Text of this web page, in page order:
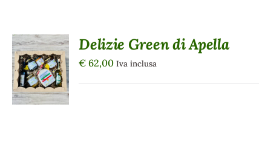
AGGIUNGI
AL
CARRELLO
/
DETTAGLI
Delizie Green di Apella
€ 62,00 Iva inclusa